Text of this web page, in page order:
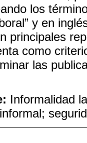
los
y en
principales
como
las
Informalidad